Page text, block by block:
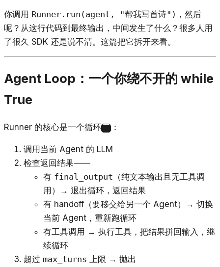
你调用 Runner.run(agent, "帮我写首诗") ，然后
呢？从这行代码到最终输出，中间发生了什么？很多人用
了很久 SDK 还是说不清。这篇把它拆开来看。
Agent Loop：一个你绕不开的 while
True
Runner 的核心是一个循环 ：
调用当前 Agent 的 LLM
检查返回结果——
有 final_output （纯文本输出且无工具调
用）→ 退出循环，返回结果
有 handoff（要移交给另一个 Agent）→ 切换
当前 Agent，重新跑循环
有工具调用 → 执行工具，把结果拼回输入，继
续循环
超过 max_turns 上限 → 抛出